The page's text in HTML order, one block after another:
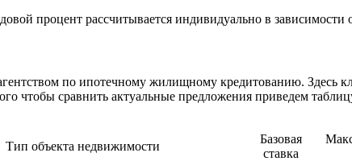
процент рассчитывается индивидуально в зависимости
по ипотечному жилищному кредитованию. Здесь
чтобы сравнить актуальные предложения приведем
Тип объекта недвижимости
Базовая
ставка